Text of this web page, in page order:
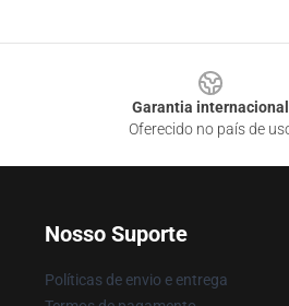
Garantia internacional
Oferecido no país de
Nosso Suporte
Políticas de envio e entrega